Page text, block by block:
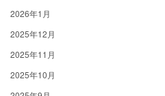
2026年1月
2025年12月
2025年11月
2025年10月